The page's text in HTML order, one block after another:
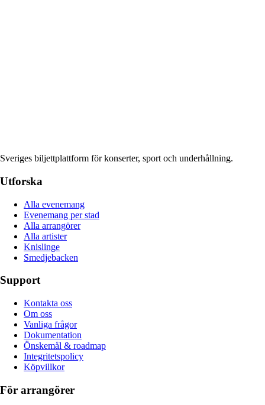
Sveriges biljettplattform för konserter, sport och underhållning.
Utforska
Alla evenemang
Evenemang per stad
Alla arrangörer
Alla artister
Knislinge
Smedjebacken
Support
Kontakta oss
Om oss
Vanliga frågor
Dokumentation
Önskemål & roadmap
Integritetspolicy
Köpvillkor
För arrangörer